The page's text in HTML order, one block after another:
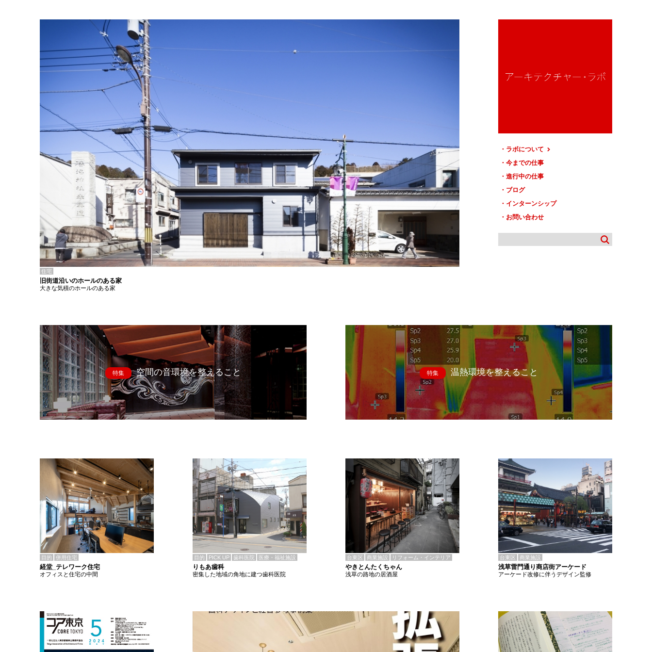
ラボについて
今までの仕事
進行中の仕事
ブログ
インターンシップ
お問い合わせ
住宅
旧街道沿いのホールのある家
大きな気積のホールのある家
特集 空間の音環境を整えること 特集 温熱環境を整えること
目的 併用住宅
経堂_テレワーク住宅
オフィスと住宅の中間
目的 PICK UP 歯科医院 医療・福祉施設
りもあ歯科
密集した地域の角地に建つ歯科医院
台東区 商業施設 リフォーム・インテリア
やきとんたくちゃん
浅草の路地の居酒屋
台東区 商業施設
浅草雷門通り商店街アーケード
アーケード改修に伴うデザイン監修